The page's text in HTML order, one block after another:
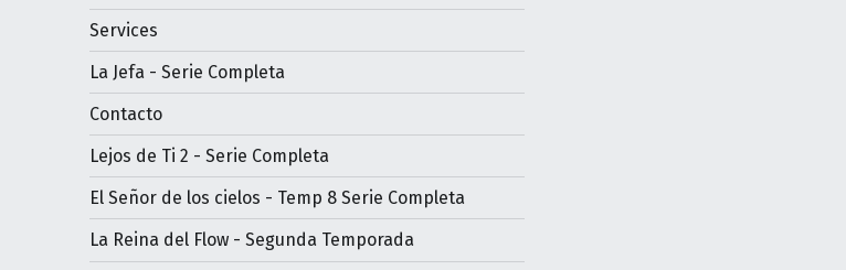
Services
La Jefa - Serie Completa
Contacto
Lejos de Ti 2 - Serie Completa
El Señor de los cielos - Temp 8 Serie Completa
La Reina del Flow - Segunda Temporada